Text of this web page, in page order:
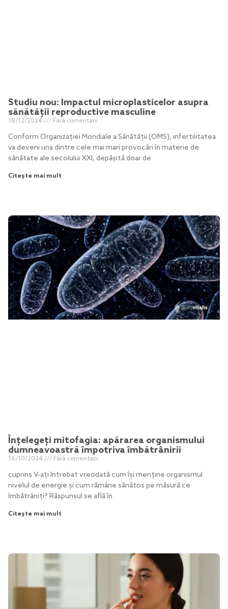
Studiu nou: Impactul microplasticelor asupra
sănătății reproductive masculine
18/12/2024 Fără comentarii
Conform Organizației Mondiale a Sănătății (OMS), infertilitatea
va deveni una dintre cele mai mari provocări în materie de
sănătate ale secolului XXI, depășită doar de
Citește mai mult
Înțelegeți mitofagia: apărarea organismului
dumneavoastră împotriva îmbătrânirii
16/10/2024 Fără comentarii
cuprins V-ați întrebat vreodată cum își menține organismul
nivelul de energie și cum rămâne sănătos pe măsură ce
îmbătrâniți? Răspunsul se află în
Citește mai mult